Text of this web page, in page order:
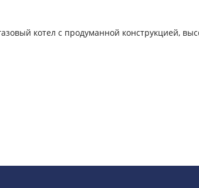
котел с продуманной конструкцией,